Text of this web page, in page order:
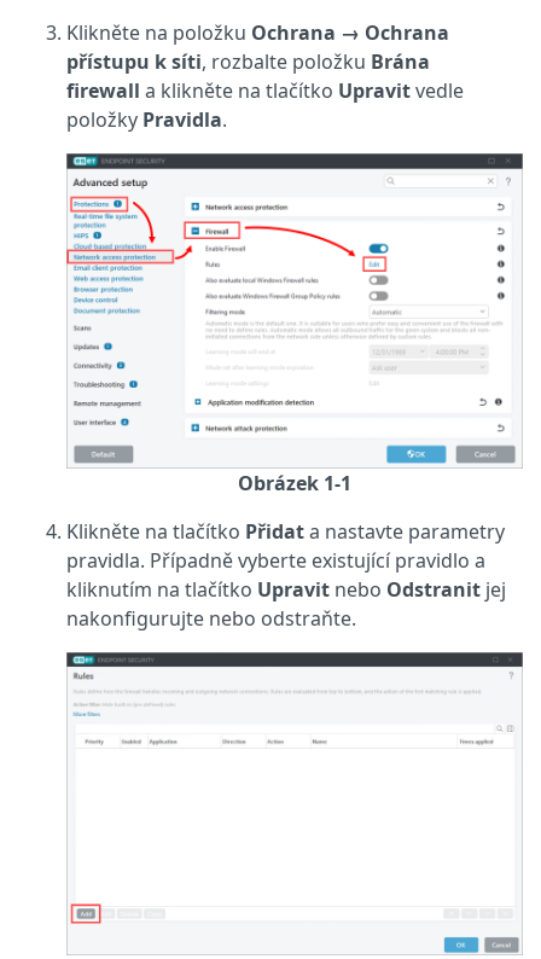
Klikněte na položku Ochrana → Ochrana
přístupu k síti, rozbalte položku Brána
firewall a klikněte na tlačítko Upravitvedle
položky Pravidla.
Obrázek 1-1
Klikněte na tlačítko Přidata nastavte parametry
pravidla. Případně vyberte existující pravidlo a
kliknutím na tlačítko Upravit nebo Odstranit jej
nakonfigurujte nebo odstraňte.